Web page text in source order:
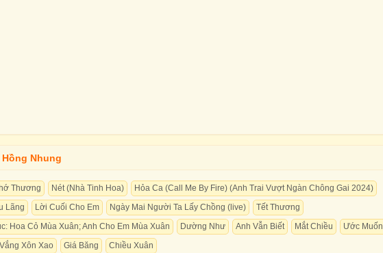
Hồng Nhung
Thương Nét (Nhà Tinh Hoa)
Hỏa Ca (Call Me By Fire) (Anh Trai Vượt Ngàn Chông Gai 2024)
Lãng Lời Cuối Cho Em Ngày Mai Người Ta Lấy Chồng (live)
Tết Thương
Hoa Cỏ Mùa Xuân; Anh Cho Em Mùa Xuân Dường Như Anh Vẫn Biết Mắt Chiều
Ước Muốn
Xôn Xao Giá Băng Chiều Xuân